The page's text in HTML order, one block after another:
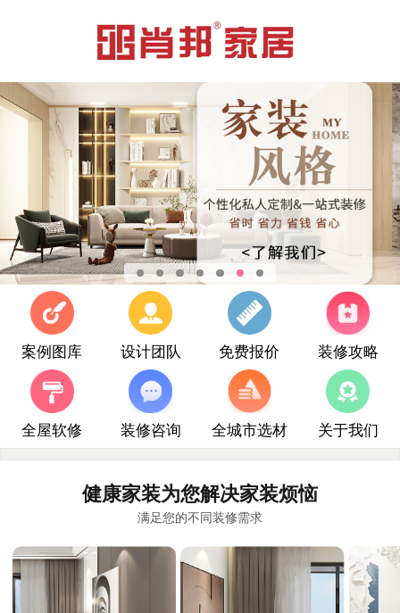
案例图库 设计团队 免费报价 装修攻略
全屋软修 装修咨询 全城市选材 关于我们
健康家装为您解决家装烦恼
满足您的不同装修需求